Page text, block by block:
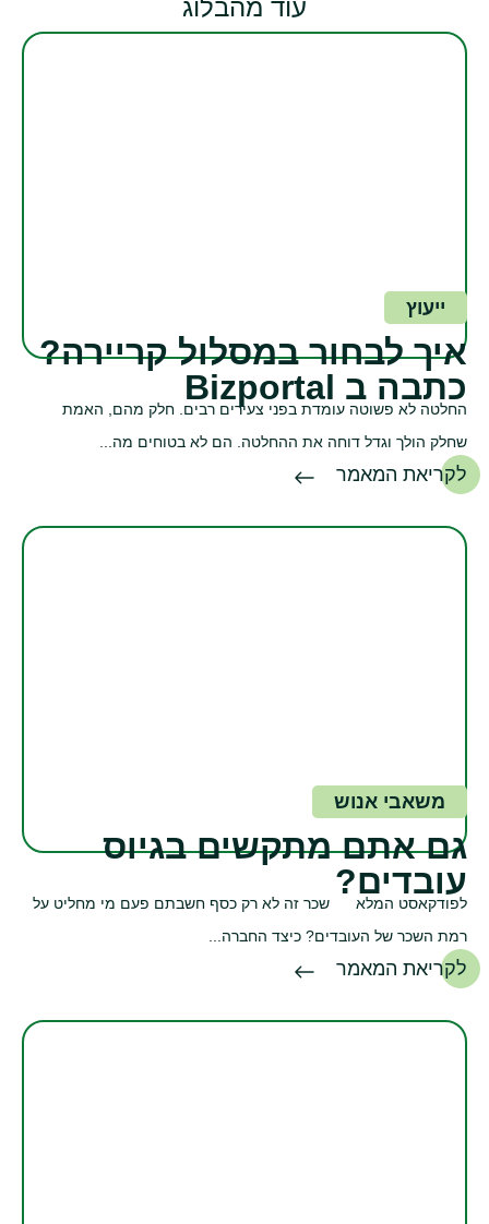
עוד מהבלוג
ייעוץ
איך לבחור במסלול קריירה?
כתבה ב Bizportal
החלטה לא פשוטה עומדת בפני צעירים רבים. חלק מהם, האמת
שחלק הולך וגדל דוחה את ההחלטה. הם לא בטוחים מה...
לקריאת המאמר
משאבי אנוש
גם אתם מתקשים בגיוס
עובדים?
לפודקאסט המלא שכר זה לא רק כסף חשבתם פעם מי מחליט על
רמת השכר של העובדים? כיצד החברה...
לקריאת המאמר